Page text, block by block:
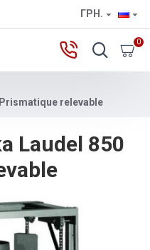
ГРН.
0
relevable
Laudel 850